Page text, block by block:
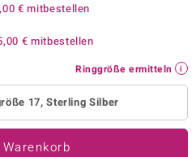
€ mitbestellen
€ mitbestellen
Ringgröße ermitteln
17, Sterling Silber